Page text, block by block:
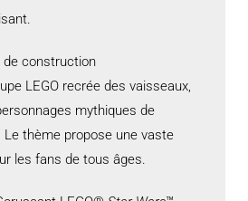
de construction
LEGO recrée des vaisseaux,
mythiques de
Le thème propose une vaste
les fans de tous âges.